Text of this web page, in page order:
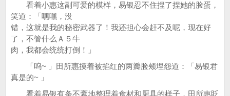
看着小惠这副可爱的模样，易银忍不住捏了捏她的脸蛋，
笑道：「嘿嘿，没
错，这就是我的秘密武器了！我还担心会赶不及呢，现在好
了，不管什么Ａ５牛
肉，我都会统统打倒！」
「呜~ 」田所惠摸着被掐红的两瓣脸颊埋怨道：「易银君
真是的~ 」
看着易银有条不紊地整理着食材和厨具的样子，田所惠眨